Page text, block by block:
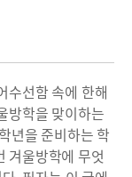
수선함 속에 한해
방학을 맞이하는
년을 준비하는 학
겨울방학에 무엇